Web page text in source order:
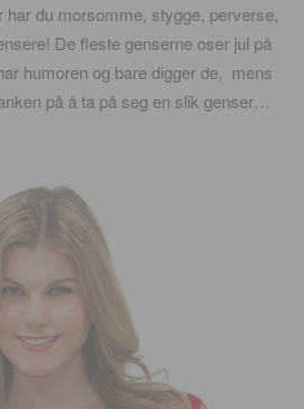
du morsomme, stygge, perverse,
De fleste genserne oser jul på
humoren og bare digger de, mens
på å ta på seg en slik genser…